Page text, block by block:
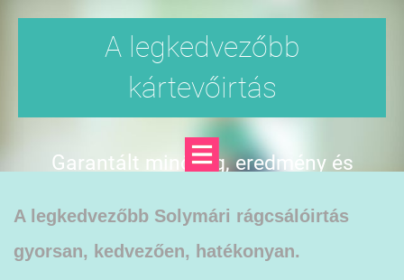
A legkedvezőbb
kártevőirtás
Garantált minőség, eredmény és
A legkedvezőbb Solymári rágcsálóirtás
gyorsan, kedvezően, hatékonyan.